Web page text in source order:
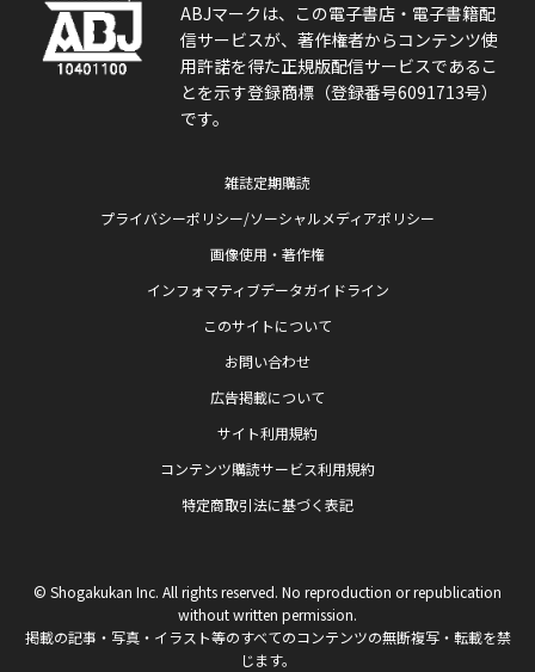
ABJマークは、この電子書店・電子書籍配
信サービスが、著作権者からコンテンツ使
用許諾を得た正規版配信サービスであるこ
とを示す登録商標（登録番号6091713号）
です。
雑誌定期購読
プライバシーポリシー/ソーシャルメディアポリシー
画像使用・著作権
インフォマティブデータガイドライン
このサイトについて
お問い合わせ
広告掲載について
サイト利用規約
コンテンツ購読サービス利用規約
特定商取引法に基づく表記
© Shogakukan Inc. All rights reserved. No reproduction or republication
without written permission.
掲載の記事・写真・イラスト等のすべてのコンテンツの無断複写・転載を禁
じます。